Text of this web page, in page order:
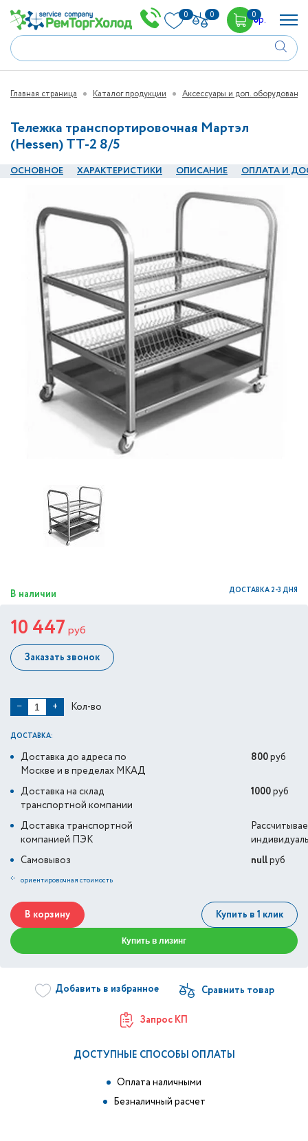
0 0 00р.
Главная страница Каталог продукции Аксессуары и доп. оборудование
Тележка транспортировочная Мартэл
(Hessen) ТТ-2 8/5
ОСНОВНОЕ ХАРАКТЕРИСТИКИ ОПИСАНИЕ ОПЛАТА И
В наличии ДОСТАВКА 2-3 ДНЯ
10 447 руб
Заказать звонок
− + Кол-во
ДОСТАВКА:
Доставка до адреса по
Москве и в пределах МКАД
800руб
Доставка на склад
транспортной компании
1000руб
Доставка транспортной
компанией ПЭК
Самовывоз
nullруб
* ориентировочная стоимость
В корзину Купить в 1 клик
Купить в лизинг
Добавить в избранное
Запрос КП
ДОСТУПНЫЕ СПОСОБЫ ОПЛАТЫ
Оплата наличными
Безналичный расчет